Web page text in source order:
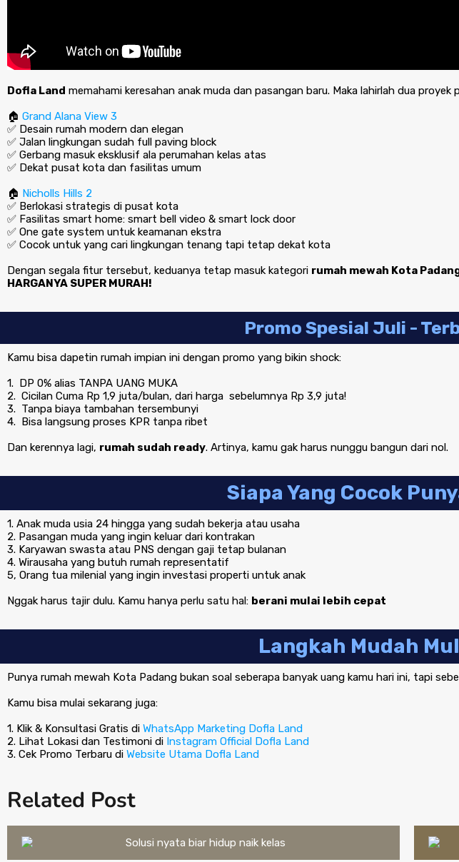
Dofla Land memahami keresahan anak muda dan pasangan baru. Maka lahirlah dua
🏠 Grand Alana View 3
✅ Desain rumah modern dan elegan
✅ Jalan lingkungan sudah full paving block
✅ Gerbang masuk eksklusif ala perumahan kelas atas
✅ Dekat pusat kota dan fasilitas umum
🏠 Nicholls Hills 2
✅ Berlokasi strategis di pusat kota
✅ Fasilitas smart home: smart bell video & smart lock door
✅ One gate system untuk keamanan ekstra
✅ Cocok untuk yang cari lingkungan tenang tapi tetap dekat kota
Dengan segala fitur tersebut, keduanya tetap masuk kategori rumah mewah Kota
HARGANYA SUPER MURAH!
Promo Spesial Juli -
Kamu bisa dapetin rumah impian ini dengan promo yang bikin shock:
1. DP 0% alias TANPA UANG MUKA
2. Cicilan Cuma Rp 1,9 juta/bulan, dari harga sebelumnya Rp 3,9 juta!
3. Tanpa biaya tambahan tersembunyi
4. Bisa langsung proses KPR tanpa ribet
Dan kerennya lagi, rumah sudah ready. Artinya, kamu gak harus nunggu bangun dari nol.
Siapa Yang Cocok
1. Anak muda usia 24 hingga yang sudah bekerja atau usaha
2. Pasangan muda yang ingin keluar dari kontrakan
3. Karyawan swasta atau PNS dengan gaji tetap bulanan
4. Wirausaha yang butuh rumah representatif
5, Orang tua milenial yang ingin investasi properti untuk anak
Nggak harus tajir dulu. Kamu hanya perlu satu hal: berani mulai lebih cepat
Langkah Mudah
Punya rumah mewah Kota Padang bukan soal seberapa banyak uang kamu hari ini, tapi
Kamu bisa mulai sekarang juga:
1. Klik & Konsultasi Gratis di WhatsApp Marketing Dofla Land
2. Lihat Lokasi dan Testimoni di Instagram Official Dofla Land
3. Cek Promo Terbaru di Website Utama Dofla Land
Related Post